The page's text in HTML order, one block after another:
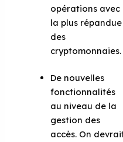
opérations avec
la plus répandue
des
cryptomonnaies.
De nouvelles
fonctionnalités
au niveau de la
gestion des
accès. On